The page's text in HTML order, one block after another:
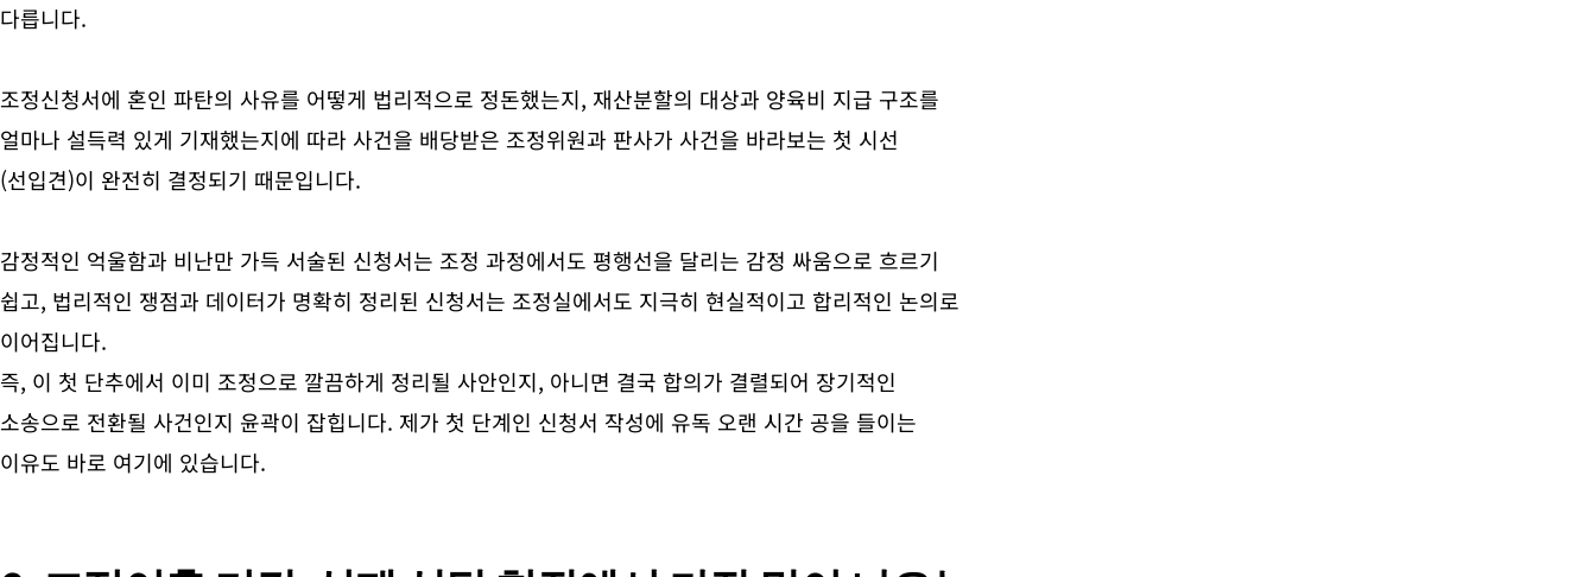
다릅니다.
조정신청서에 혼인 파탄의 사유를 어떻게 법리적으로 정돈했는지, 재산분할의 대상과 양육비 지급 구조를
얼마나 설득력 있게 기재했는지에 따라 사건을 배당받은 조정위원과 판사가 사건을 바라보는 첫 시선
(선입견)이 완전히 결정되기 때문입니다.
감정적인 억울함과 비난만 가득 서술된 신청서는 조정 과정에서도 평행선을 달리는 감정 싸움으로 흐르기
쉽고, 법리적인 쟁점과 데이터가 명확히 정리된 신청서는 조정실에서도 지극히 현실적이고 합리적인 논의로
이어집니다.
즉, 이 첫 단추에서 이미 조정으로 깔끔하게 정리될 사안인지, 아니면 결국 합의가 결렬되어 장기적인
소송으로 전환될 사건인지 윤곽이 잡힙니다. 제가 첫 단계인 신청서 작성에 유독 오랜 시간 공을 들이는
이유도 바로 여기에 있습니다.